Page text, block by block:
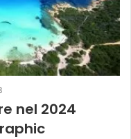
nel 2024